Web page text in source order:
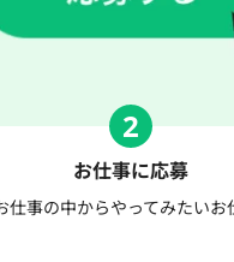
2
お仕事に応募
仕事の中からやってみたいお